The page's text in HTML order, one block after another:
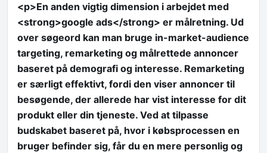
<p>En anden vigtig dimension i arbejdet med
<strong>google ads</strong> er målretning. Ud
over søgeord kan man bruge in-market-audience
targeting, remarketing og målrettede annoncer
baseret på demografi og interesse. Remarketing
er særligt effektivt, fordi den viser annoncer til
besøgende, der allerede har vist interesse for dit
produkt eller din tjeneste. Ved at tilpasse
budskabet baseret på, hvor i købsprocessen en
bruger befinder sig, får du en mere personlig og